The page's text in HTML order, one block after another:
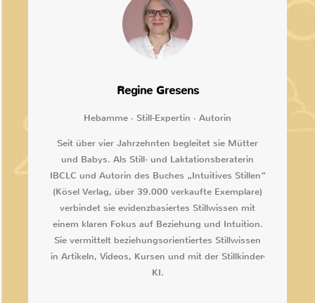
Regine Gresens
Hebamme · Still-Expertin · Autorin
Seit über vier Jahrzehnten begleitet sie Mütter
und Babys. Als Still- und Laktationsberaterin
IBCLC und Autorin des Buches „Intuitives Stillen“
(Kösel Verlag, über 39.000 verkaufte Exemplare)
verbindet sie evidenzbasiertes Stillwissen mit
einem klaren Fokus auf Beziehung und Intuition.
Sie vermittelt beziehungsorientiertes Stillwissen
in Artikeln, Videos, Kursen und mit der Stillkinder-
KI.